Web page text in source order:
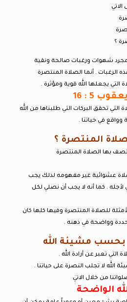
شهوات ورغبات صالحة ونقية
الرغبات . أنما الصلاة المنتصرة
5 : 16
وواقع في حياتنا .
بها الصلاة المنتصرة
عشوائية غير مفهومه لذلك يجب
لأجله . كما أنه لا يجب أن نصلي لكل
للصلاة المنتصرة وفيها كلها كان
وواضحة في ذهنه .
بحسب مشيئة الله
التي تعبر عن أرادة الله .
الله لا تجلب النصرة على حياتنا .
من خلال الاتي
الواضحة